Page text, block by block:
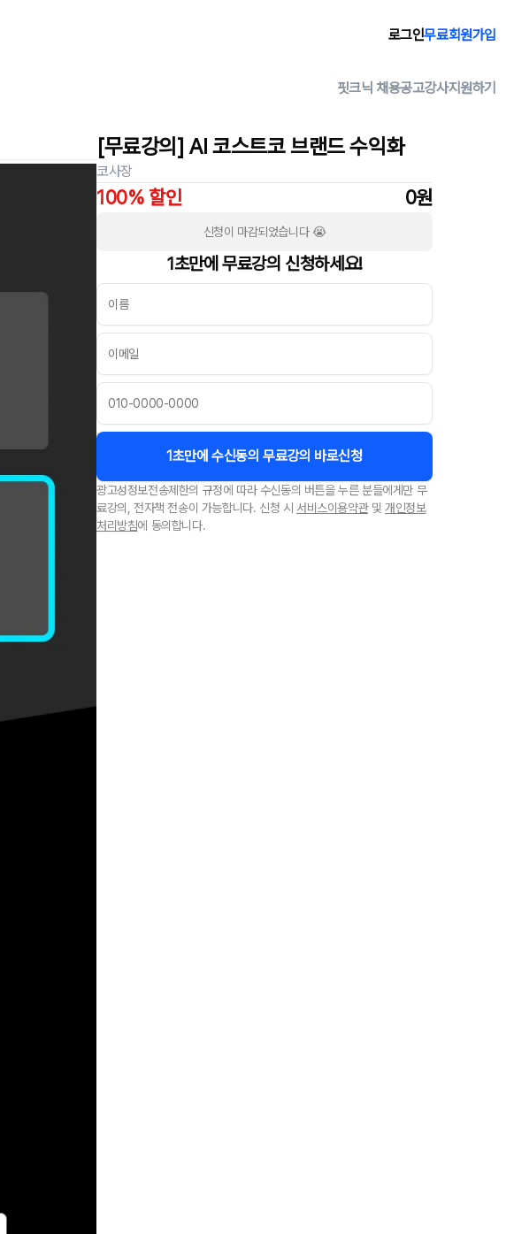
로그인무료회원가입
핏크닉 채용공고강사지원하기
[무료강의] AI 코스트코 브랜드 수익화
코사장
100% 할인 0원
신청이 마감되었습니다 😭
1초만에 무료강의 신청하세요!
1초만에 수신동의 무료강의 바로신청
광고성정보전송제한의 규정에 따라 수신동의 버튼을 누른 분들에게만 무
료강의, 전자책 전송이 가능합니다. 신청 시 서비스이용약관및개인정보
처리방침에 동의합니다.